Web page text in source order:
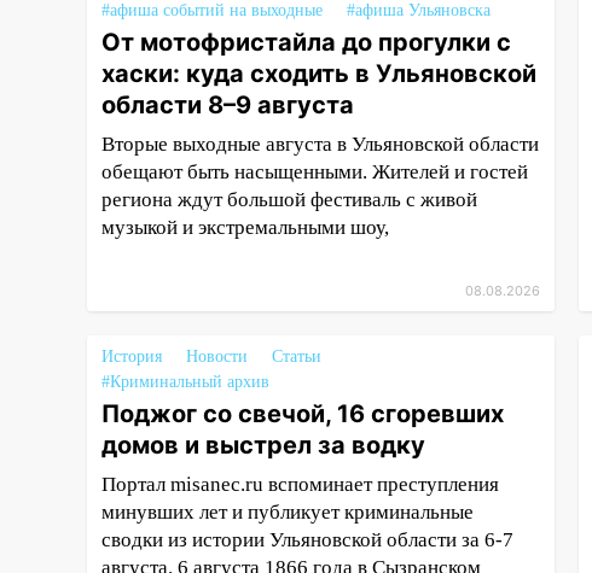
05:18
Судьба готовит сюрприз:
гороскоп на 8 августа — кому
повезет с деньгами, а кого
ждет неожиданная встреча
04:47 В Ульяновской области
объявили ракетную опасность:
звучат сирены
07.08.2026
19:34 В следственном
управлении состоялось
торжественное мероприятие,
приуроченное к празднованию
Дня сотрудника органов
следствия Российской
Федерации
#афиша событий на выходные
#афиша Ульяновска
От мотофристайла до прогулки с
хаски: куда сходить в Ульяновской
области 8–9 августа
Вторые выходные августа в Ульяновской области
обещают быть насыщенными. Жителей и гостей
региона ждут большой фестиваль с живой
музыкой и экстремальными шоу,
08.08.2026
История Новости
Статьи
#Криминальный архив
Поджог со свечой, 16 сгоревших
домов и выстрел за водку
Портал misanec.ru вспоминает преступления
минувших лет и публикует криминальные
сводки из истории Ульяновской области за 6-7
августа. 6 августа 1866 года в Сызранском